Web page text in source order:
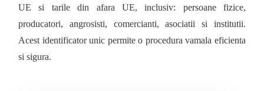
UE si tarile din afara UE, inclusiv: persoane fizice,
producatori, angrosisti, comercianti, asociatii si institutii.
Acest identificator unic permite o procedura vamala eficienta
si sigura.